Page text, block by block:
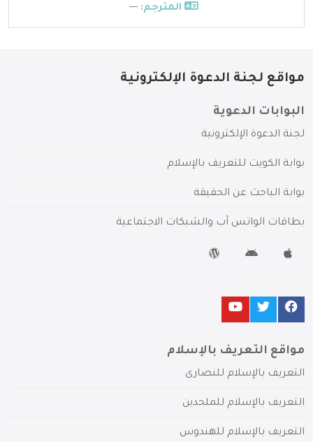
المترجم: ---
مواقع لجنة الدعوة الإلكترونية
البوابات الدعوية
لجنة الدعوة الإلكترونية
بوابة الكويت للتعريف بالإسلام
بوابة الباحث عن الحقيقة
بطاقات الواتس آب والشبكات الاجتماعية
مواقع التعريف بالإسلام
التعريف بالإسلام للنصارى
التعريف بالإسلام للملحدين
التعريف بالإسلام للهندوس